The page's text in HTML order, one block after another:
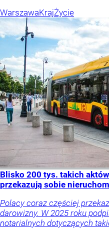
WarszawaKrajŻycie
Blisko 200 tys. takich
przekazują sobie
Polacy coraz częściej
darowizny. W 2025 roku
notarialnych dotyczących